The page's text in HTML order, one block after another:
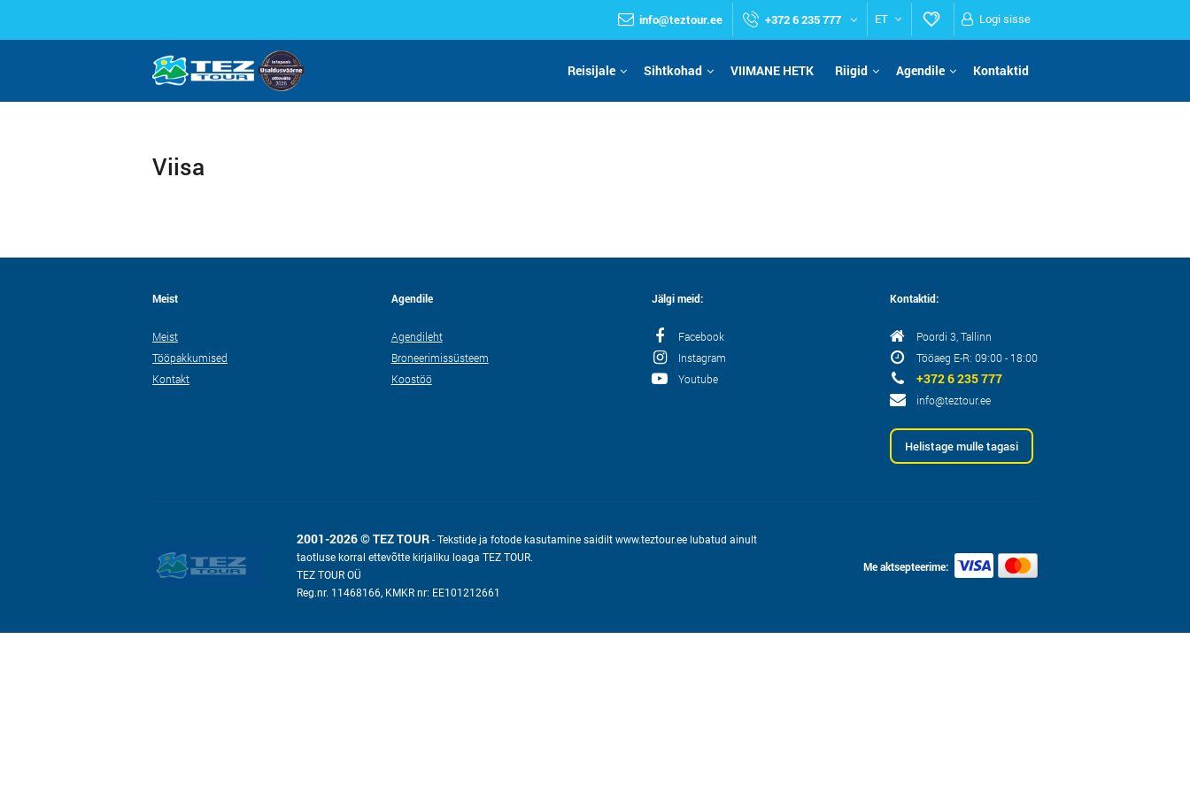
info@teztour.ee +372 6 235 777 ET Logi sisse
Reisijale Sihtkohad VIIMANE HETK Riigid Agendile Kontaktid
Viisa
Meist
Meist
Tööpakkumised
Kontakt
Agendile
Agendileht
Broneerimissüsteem
Koostöö
Jälgi meid:
Facebook
Instagram
Youtube
Kontaktid:
Poordi 3, Tallinn
Tööaeg E-R: 09:00 - 18:00
+372 6 235 777
info@teztour.ee
Helistage mulle tagasi
2001-2026 © TEZ TOUR - Tekstide ja fotode kasutamine saidilt www.teztour.ee lubatud ainult
taotluse korral ettevõtte kirjaliku loaga TEZ TOUR.
TEZ TOUR OÜ
Reg.nr. 11468166, KMKR nr: EE101212661
Me aktsepteerime: